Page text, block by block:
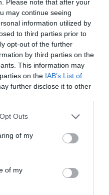
Please note that after your
may continue seeing
information utilized by
to third parties prior to
opt-out of the further
by third parties on the
This information may
on the IAB’s List of
further disclose it to other
Outs
of my
of my
Καθώς οι σύζυγοι
ο χρόνος περνάει, οι
η παράνοια μεγαλώνει.
φάση του Greek Play
εργαστηρίου για το
αναδιαπραγμάτευση του
σε αγγλική μετάφραση
με τη δυνατότητα επιλογής.
αλλά βρίσκονται σε ένα
(Οδυσσέας, Κασσάνδρα,
κλπ.)